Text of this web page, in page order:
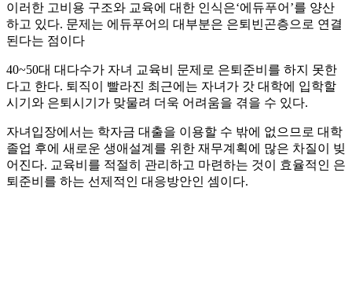
이러한 고비용 구조와 교육에 대한 인식은‘에듀푸어’를 양산
하고 있다. 문제는 에듀푸어의 대부분은 은퇴빈곤층으로 연결
된다는 점이다
40~50대 대다수가 자녀 교육비 문제로 은퇴준비를 하지 못한
다고 한다. 퇴직이 빨라진 최근에는 자녀가 갓 대학에 입학할
시기와 은퇴시기가 맞물려 더욱 어려움을 겪을 수 있다.
자녀입장에서는 학자금 대출을 이용할 수 밖에 없으므로 대학
졸업 후에 새로운 생애설계를 위한 재무계획에 많은 차질이 빚
어진다. 교육비를 적절히 관리하고 마련하는 것이 효율적인 은
퇴준비를 하는 선제적인 대응방안인 셈이다.